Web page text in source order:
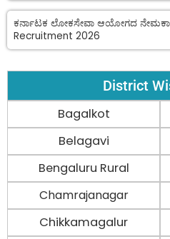
ಕರ್ನಾಟಕ ಲೋಕಸೇವಾ ಆಯೋಗದ
Recruitment 2026
District
Bagalkot
Belagavi
Bengaluru Rural
Chamrajanagar
Chikkamagalur